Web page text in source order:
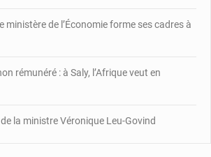
ministère de l’Économie forme ses cadres à
rémunéré : à Saly, l’Afrique veut en
la ministre Véronique Leu-Govind